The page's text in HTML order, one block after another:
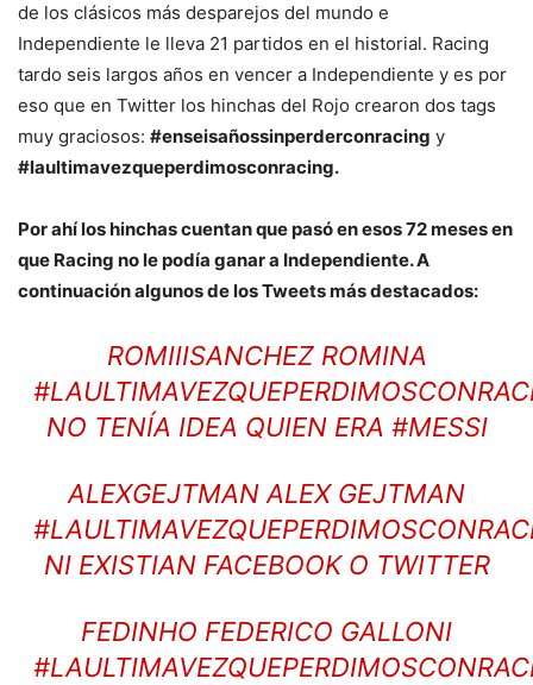
de los clásicos más desparejos del mundo e
Independiente le lleva 21 partidos en el historial. Racing
tardo seis largos años en vencer a Independiente y es por
eso que en Twitter los hinchas del Rojo crearon dos tags
muy graciosos: #enseisañossinperderconracing y
#laultimavezqueperdimosconracing.
Por ahí los hinchas cuentan que pasó en esos 72 meses en
que Racing no le podía ganar a Independiente. A
continuación algunos de los Tweets más destacados:
ROMIIISANCHEZ ROMINA
NO TENÍA IDEA QUIEN ERA #MESSI
ALEXGEJTMAN ALEX GEJTMAN
NI EXISTIAN FACEBOOK O TWITTER
FEDINHO FEDERICO GALLONI